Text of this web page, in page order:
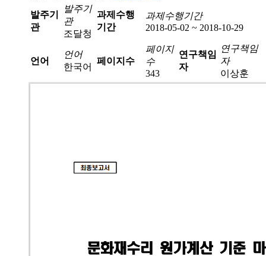
발주기
관
발주기
관
조달청
과제수행
기간
과제수행기간
2018-05-02 ~ 2018-10-29
언어
언어
한국어
페이지수
페이지
수
343
연구책임
자
연구책임
자
이상훈